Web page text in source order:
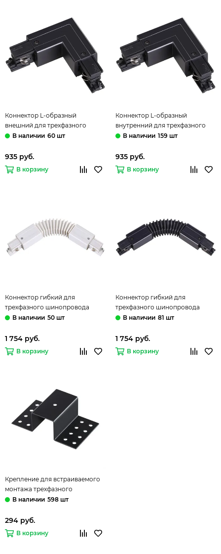
Коннектор L-образный
внешний для трехфазного
шинопровода 135063 черный
60 шт
935 руб.
В корзину
Коннектор L-образный
внутренний для трехфазного
шинопровода 135065 черный
159 шт
935 руб.
В корзину
Коннектор гибкий для
трехфазного шинопровода
135066 белый Novotech
50 шт
1 754 руб.
В корзину
Коннектор гибкий для
трехфазного шинопровода
135067 черный Novotech
81 шт
1 754 руб.
В корзину
Крепление для встраиваемого
монтажа трехфазного
шинопровода 135113 черный
598 шт
294 руб.
В корзину